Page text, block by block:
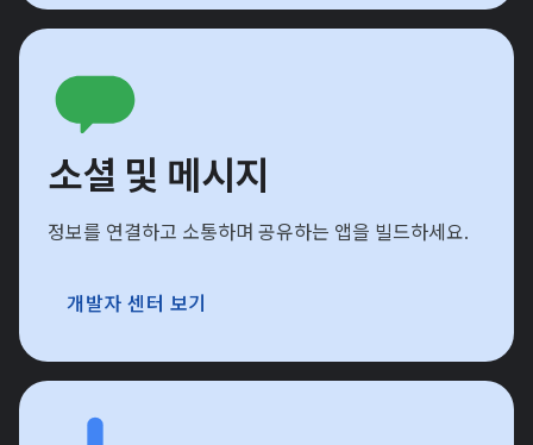
소셜 및 메시지
정보를 연결하고 소통하며 공유하는 앱을 빌드하세요.
개발자 센터 보기